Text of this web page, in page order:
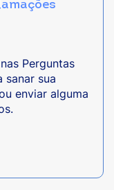
Perguntas
sanar sua
enviar alguma